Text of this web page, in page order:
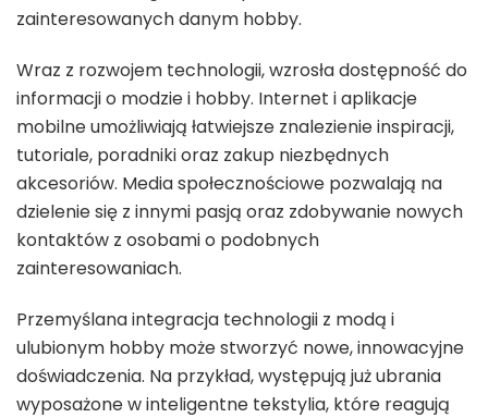
zainteresowanych danym hobby.
Wraz z rozwojem technologii, wzrosła dostępność do
informacji o modzie i hobby. Internet i aplikacje
mobilne umożliwiają łatwiejsze znalezienie inspiracji,
tutoriale, poradniki oraz zakup niezbędnych
akcesoriów. Media społecznościowe pozwalają na
dzielenie się z innymi pasją oraz zdobywanie nowych
kontaktów z osobami o podobnych
zainteresowaniach.
Przemyślana integracja technologii z modą i
ulubionym hobby może stworzyć nowe, innowacyjne
doświadczenia. Na przykład, występują już ubrania
wyposażone w inteligentne tekstylia, które reagują